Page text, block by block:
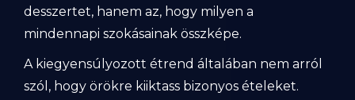
desszertet, hanem az, hogy milyen a
mindennapi szokásainak összképe.
A kiegyensúlyozott étrend általában nem arról
szól, hogy örökre kiiktass bizonyos ételeket.